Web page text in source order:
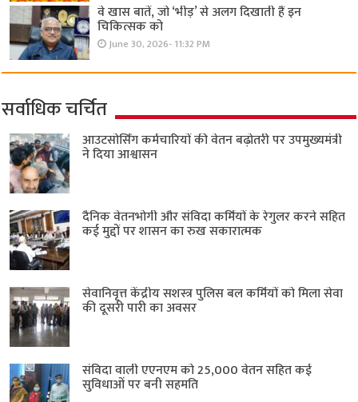
वे खास बातें, जो ‘भीड़’ से अलग दिखाती हैं इन
चिकित्सक को
June 30, 2026- 11:32 PM
सर्वाधिक चर्चित
आउटसोर्सिंग कर्मचारियों की वेतन बढ़ोतरी पर उपमुख्यमंत्री
ने दिया आश्वासन
दैनिक वेतनभोगी और संविदा कर्मियों के रेगुलर करने सहित
कई मुद्दों पर शासन का रुख सकारात्मक
सेवानिवृत्त केंद्रीय सशस्त्र पुलिस बल ​कर्मियों को मिला सेवा
की दूसरी पारी का अवसर
संविदा वाली एएनएम को 25,000 वेतन सहित कई
सुविधाओं पर बनी सहमति